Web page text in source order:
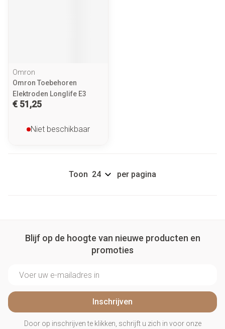
Omron
Omron Toebehoren
Elektroden Longlife E3
€ 51,25
Niet beschikbaar
Toon per pagina
Blijf op de hoogte van nieuwe producten en
promoties
Inschrijven
Door op inschrijven te klikken, schrijft u zich in voor onze